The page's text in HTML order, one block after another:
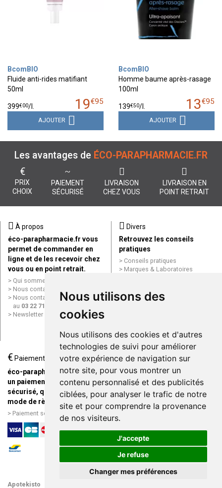
Nous utilisons des
cookies
Nous utilisons des cookies et d'autres
technologies de suivi pour améliorer
votre expérience de navigation sur
notre site, pour vous montrer un
contenu personnalisé et des publicités
ciblées, pour analyser le trafic de notre
site et pour comprendre la provenance
de nos visiteurs.
J'accepte
Je refuse
Changer mes préférences
BcomBIO
Fluide anti-rides matifiant
50ml
19€95
399€00/
AJOUTER
BcomBIO
Homme baume après-rasage
100ml
13€95
139€50/
AJOUTER
Les avantages de ÉCO-PARAPHARMACIE.FR
€
PRIX
CHOIX
PAIEMENT
SÉCURISÉ
LIVRAISON
CHEZ VOUS
LIVRAISON EN
POINT RETRAIT
À propos
éco-parapharmacie.fr vous
permet de commander en
ligne et de les recevoir chez
vous ou en point retrait.
Qui sommes nous ?
Nous contacter par e-mail
Nous contacter par téléphone
au 03 22 71 64 10
Newsletter
Divers
Retrouvez les conseils
pratiques
Conseils pratiques
Marques & Laboratoires
Mentions légales
Données personnelles
ligne
€ Paiement
éco-parapharmacie.fr offre
un paiement entièrement
sécurisé, quel que soit le
mode de règlement
Paiement sécurisé et simple
Livraison / Point retrait
Commandez en ligne et
recevez votre commande
rapidement chez vous ou en
point retrait
Livraison chez vous ou en
Apotekisto